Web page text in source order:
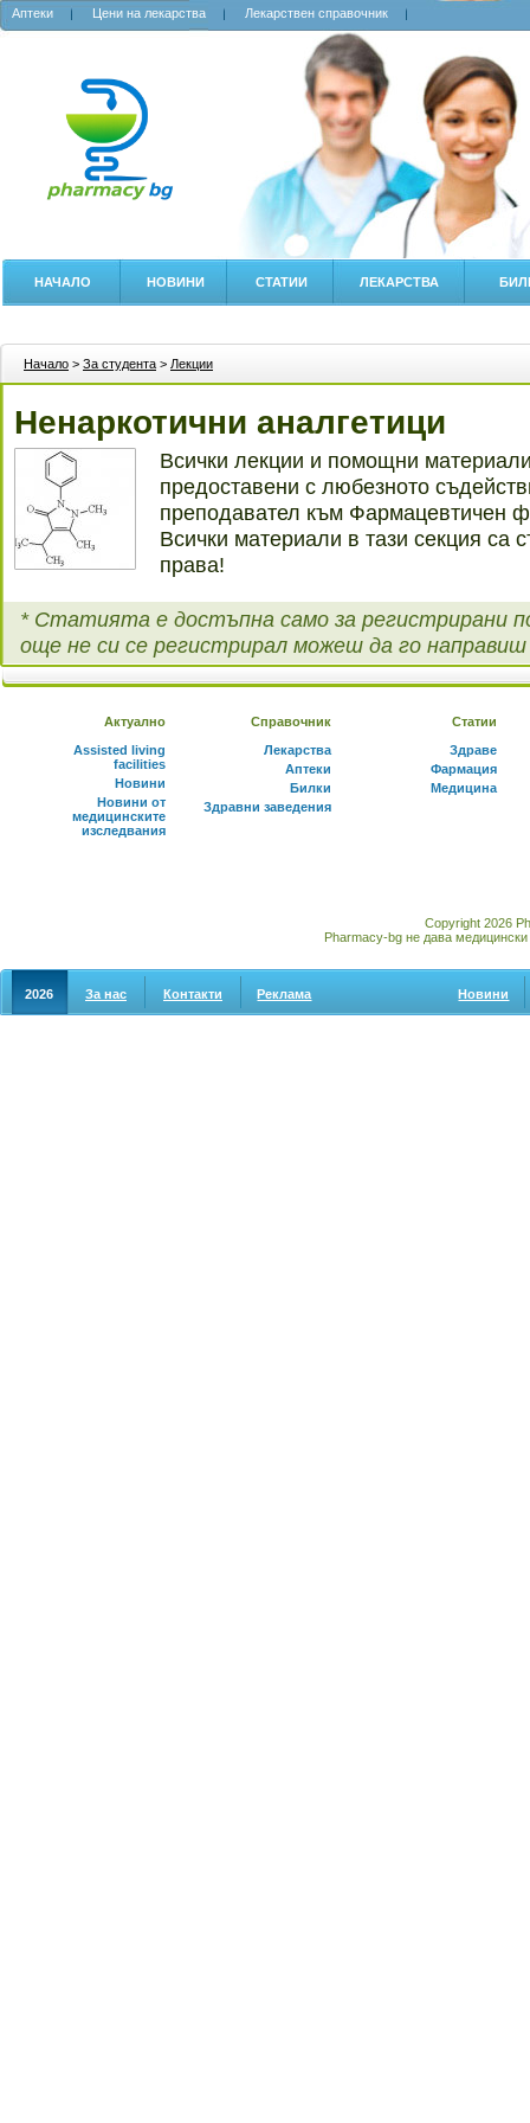
Аптеки Цени на лекарства Лекарствен справочник
НАЧАЛО НОВИНИ СТАТИИ ЛЕКАРСТВА
Начало > За студента > Лекции
Ненаркотични аналгетици
Всички лекции и помощни
предоставени с любезното
преподавател към Фармацевтичен
Всички материали в тази секция са
права!
* Статията е достъпна само за регистрирани
още не си се регистрирал можеш да го
Актуално
Assisted living
facilities
Новини
Новини от
медицинските
изследвания
Справочник
Лекарства
Аптеки
Билки
Здравни заведения
Статии
Здраве
Фармация
Медицина
Copyright 2026
Pharmacy-bg не дава
2026 За нас Контакти Реклама Новини